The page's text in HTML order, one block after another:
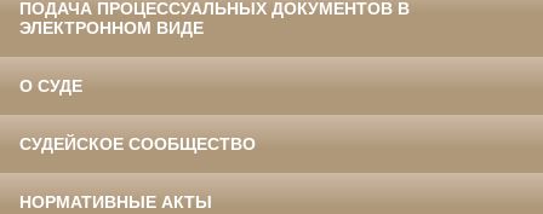
ПОДАЧА ПРОЦЕССУАЛЬНЫХ ДОКУМЕНТОВ В
ЭЛЕКТРОННОМ ВИДЕ
О СУДЕ
СУДЕЙСКОЕ СООБЩЕСТВО
НОРМАТИВНЫЕ АКТЫ